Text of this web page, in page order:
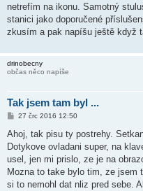
netrefím na ikonu. Samotný
stanici jako doporučené
zkusím a pak napíšu ještě když
drinobecny
občas něco napíše
Tak jsem tam byl ...
P
í
p
ě
e
k
27 črc 2016 12:50
Ahoj, tak pisu ty postrehy.
Dotykove ovladani super, na
usel, jen mi prislo, ze je na
Mozna to take bylo tim, ze jsem
si to nemohl dat nliz pred sebe.